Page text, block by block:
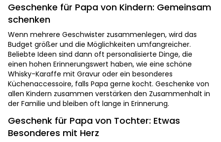
Geschenke für Papa von Kindern: Gemeinsam
schenken
Wenn mehrere Geschwister zusammenlegen, wird das
Budget größer und die Möglichkeiten umfangreicher.
Beliebte Ideen sind dann oft personalisierte Dinge, die
einen hohen Erinnerungswert haben, wie eine schöne
Whisky-Karaffe mit Gravur oder ein besonderes
Küchenaccessoire, falls Papa gerne kocht. Geschenke von
allen Kindern zusammen verstärken den Zusammenhalt in
der Familie und bleiben oft lange in Erinnerung.
Geschenk für Papa von Tochter: Etwas
Besonderes mit Herz